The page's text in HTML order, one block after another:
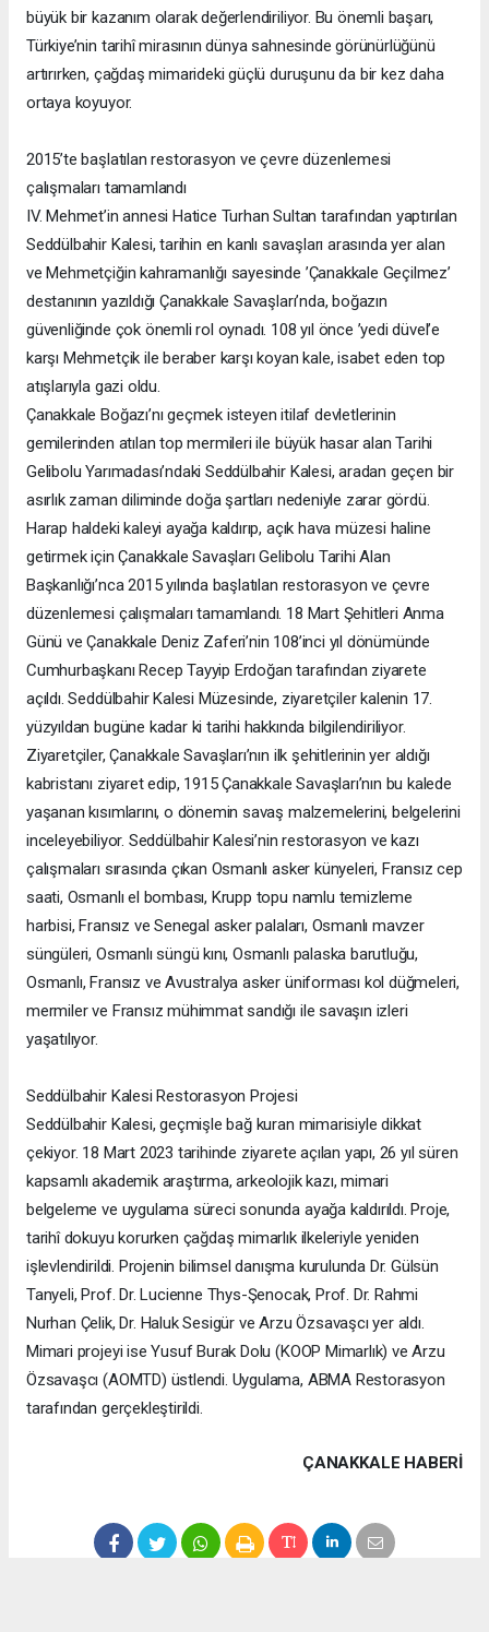
büyük bir kazanım olarak değerlendiriliyor. Bu önemli başarı,
Türkiye’nin tarihî mirasının dünya sahnesinde görünürlüğünü
artırırken, çağdaş mimarideki güçlü duruşunu da bir kez daha
ortaya koyuyor.
2015’te başlatılan restorasyon ve çevre düzenlemesi
çalışmaları tamamlandı
IV. Mehmet’in annesi Hatice Turhan Sultan tarafından yaptırılan
Seddülbahir Kalesi, tarihin en kanlı savaşları arasında yer alan
ve Mehmetçiğin kahramanlığı sayesinde ’Çanakkale Geçilmez’
destanının yazıldığı Çanakkale Savaşları’nda, boğazın
güvenliğinde çok önemli rol oynadı. 108 yıl önce ’yedi düvel’e
karşı Mehmetçik ile beraber karşı koyan kale, isabet eden top
atışlarıyla gazi oldu.
Çanakkale Boğazı’nı geçmek isteyen itilaf devletlerinin
gemilerinden atılan top mermileri ile büyük hasar alan Tarihi
Gelibolu Yarımadası’ndaki Seddülbahir Kalesi, aradan geçen bir
asırlık zaman diliminde doğa şartları nedeniyle zarar gördü.
Harap haldeki kaleyi ayağa kaldırıp, açık hava müzesi haline
getirmek için Çanakkale Savaşları Gelibolu Tarihi Alan
Başkanlığı’nca 2015 yılında başlatılan restorasyon ve çevre
düzenlemesi çalışmaları tamamlandı. 18 Mart Şehitleri Anma
Günü ve Çanakkale Deniz Zaferi’nin 108’inci yıl dönümünde
Cumhurbaşkanı Recep Tayyip Erdoğan tarafından ziyarete
açıldı. Seddülbahir Kalesi Müzesinde, ziyaretçiler kalenin 17.
yüzyıldan bugüne kadar ki tarihi hakkında bilgilendiriliyor.
Ziyaretçiler, Çanakkale Savaşları’nın ilk şehitlerinin yer aldığı
kabristanı ziyaret edip, 1915 Çanakkale Savaşları’nın bu kalede
yaşanan kısımlarını, o dönemin savaş malzemelerini, belgelerini
inceleyebiliyor. Seddülbahir Kalesi’nin restorasyon ve kazı
çalışmaları sırasında çıkan Osmanlı asker künyeleri, Fransız cep
saati, Osmanlı el bombası, Krupp topu namlu temizleme
harbisi, Fransız ve Senegal asker palaları, Osmanlı mavzer
süngüleri, Osmanlı süngü kını, Osmanlı palaska barutluğu,
Osmanlı, Fransız ve Avustralya asker üniforması kol düğmeleri,
mermiler ve Fransız mühimmat sandığı ile savaşın izleri
yaşatılıyor.
Seddülbahir Kalesi Restorasyon Projesi
Seddülbahir Kalesi, geçmişle bağ kuran mimarisiyle dikkat
çekiyor. 18 Mart 2023 tarihinde ziyarete açılan yapı, 26 yıl süren
kapsamlı akademik araştırma, arkeolojik kazı, mimari
belgeleme ve uygulama süreci sonunda ayağa kaldırıldı. Proje,
tarihî dokuyu korurken çağdaş mimarlık ilkeleriyle yeniden
işlevlendirildi. Projenin bilimsel danışma kurulunda Dr. Gülsün
Tanyeli, Prof. Dr. Lucienne Thys-Şenocak, Prof. Dr. Rahmi
Nurhan Çelik, Dr. Haluk Sesigür ve Arzu Özsavaşcı yer aldı.
Mimari projeyi ise Yusuf Burak Dolu (KOOP Mimarlık) ve Arzu
Özsavaşcı (AOMTD) üstlendi. Uygulama, ABMA Restorasyon
tarafından gerçekleştirildi.
ÇANAKKALE HABERİ